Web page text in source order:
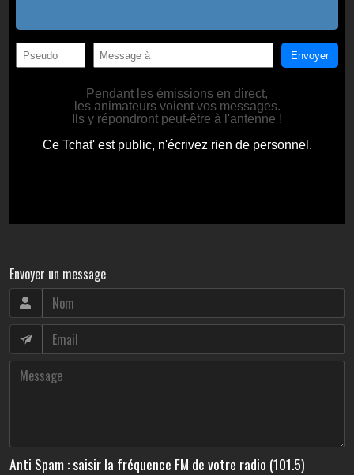
Envoyer un message
Anti Spam : saisir la fréquence FM de votre radio (101.5)